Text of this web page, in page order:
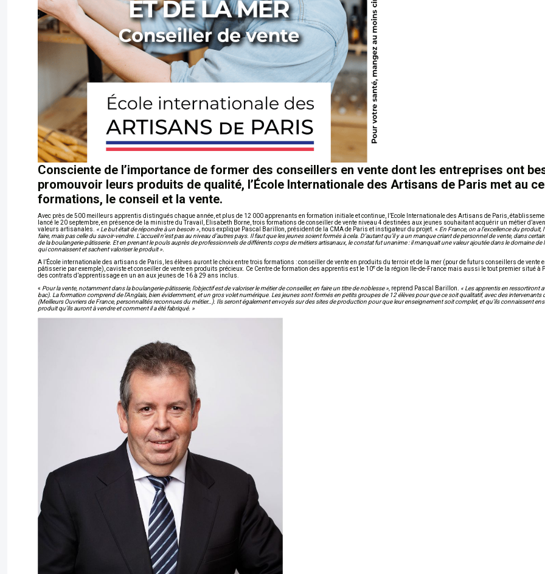
Consciente de l’importance de former des conseillers en vente dont les entreprises ont
promouvoir leurs produits de qualité, l’École Internationale des Artisans de Paris met au
formations, le conseil et la vente.
Avec près de 500 meilleurs apprentis distingués chaque année, et plus de 12 000 apprenants en formation initiale et continue, l’Ecole Internationale des Artisans de Paris,
lancé le 20 septembre, en présence de la ministre du Travail, Elisabeth Borne, trois formations de conseiller de vente niveau 4 destinées aux jeunes souhaitant acquérir un métier
valeurs artisanales. « Le but était de répondre à un besoin », nous explique Pascal Barillon, président de la CMA de Paris et instigateur du projet. « En France, on a l’excellence du produit,
faire, mais pas celle du savoir-vendre. L’accueil n’est pas au niveau d’autres pays. Il faut que les jeunes soient formés à cela. D’autant qu’il y a un manque criant de personnel de vente, dans
de la boulangerie-pâtisserie. Et en prenant le pouls auprès de professionnels de différents corps de métiers artisanaux, le constat fut unanime : il manquait une valeur ajoutée dans le domaine de
qui connaissent et sachent valoriser le produit ».
A l’École internationale des artisans de Paris, les élèves auront le choix entre trois formations : conseiller de vente en produits du terroir et de la mer (pour de futurs conseillers de vente
pâtisserie par exemple), caviste et conseiller de vente en produits précieux. Ce Centre de formation des apprentis est le 10e de la région Ile-de-France mais aussi le tout premier situé à
des contrats d’apprentissage en un an aux jeunes de 16 à 29 ans inclus.
« Pour la vente, notamment dans la boulangerie-pâtisserie, l’objectif est de valoriser le métier de conseiller, en faire un titre de noblesse », reprend Pascal Barillon. « Les apprentis en ressortiront
bac). La formation comprend de l’Anglais, bien évidemment, et un gros volet numérique. Les jeunes sont formés en petits groupes de 12 élèves pour que ce soit qualitatif, avec des intervenants
(Meilleurs Ouvriers de France, personnalités reconnues du métier…). Ils seront également envoyés sur des sites de production pour que leur enseignement soit complet, et qu’ils connaissent
produit qu’ils auront à vendre et comment il a été fabriqué. »